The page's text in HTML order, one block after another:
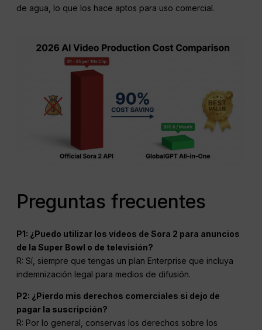
de agua, lo que los hace aptos para uso comercial.
Preguntas frecuentes
P1: ¿Puedo utilizar los vídeos de Sora 2 para anuncios
de la Super Bowl o de televisión?
R: Sí, siempre que tengas un plan Enterprise que incluya
indemnización legal para medios de difusión.
P2: ¿Pierdo mis derechos comerciales si dejo de
pagar la suscripción?
R: Por lo general, conservas los derechos sobre los